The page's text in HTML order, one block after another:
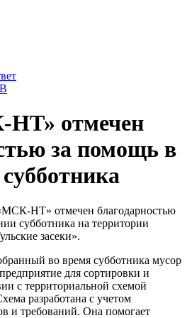
отмечен
за помощь в
НТ» отмечен благодарностью
субботника на территории
засеки».
во время субботника мусор
для сортировки и
с территориальной схемой
разработана с учетом
и требований. Она помогает